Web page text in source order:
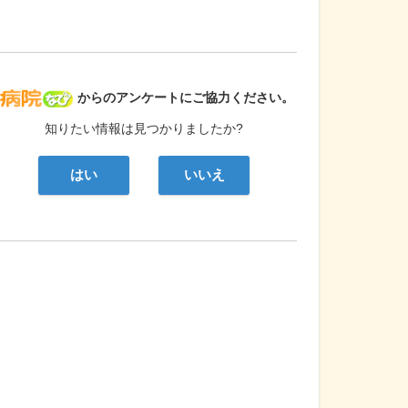
病院なび
からのアンケートにご協力ください。
知りたい情報は見つかりましたか?
はい いいえ